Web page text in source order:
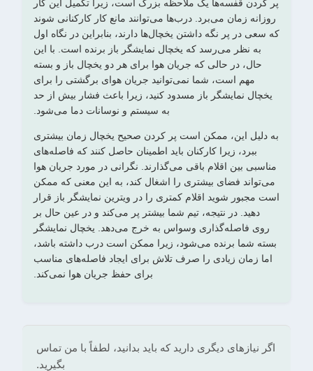
پر کردن قفسه‌ها یک ملاحظه بزرگ است، زیرا تکمیل این کار
روزانه زمان می‌برد. درب‌ها می‌توانند مانع کار کارکنانی شوند
که سعی در پر نگه داشتن یخچال‌ها دارند، بنابراین در نگاه اول
به نظر می‌رسد که یخچال نمایشگر باز برنده است. با این
حال، در حالی که جریان هوا برای هر دو یخچال باز و بسته
مهم است، شما نمی‌توانید جریان هوای برگشتی را برای
یخچال نمایشگر باز مسدود کنید، زیرا باعث فشار بیش از حد
به سیستم و نوسانات دما می‌شود.
به دلیل این، ممکن است پر کردن صحیح یخچال زمان بیشتری
ببرد، زیرا کارکنان باید اطمینان حاصل کنند که فاصله‌های
مناسبی بین اقلام باقی می‌گذارند. نگرانی در مورد جریان هوا
می‌تواند فضای بیشتری را اشغال کند، به این معنی که ممکن
است مجبور شوید اقلام کمتری را در ویترین نمایشگر باز قرار
دهید. در نتیجه، تیم شما بیشتر پر می‌کند و در عین حال بر
روی فاصله‌گذاری وسواس به خرج می‌دهد. یخچال نمایشگر
بسته شما برنده می‌شود، زیرا ممکن است درب داشته باشد،
اما زمان زیادی را صرف تلاش برای ایجاد فاصله‌های مناسب
برای حفظ جریان هوا نمی‌کند.
اگر نیازهای دیگری دارید که باید بدانید، لطفاً با من تماس
بگیرید.